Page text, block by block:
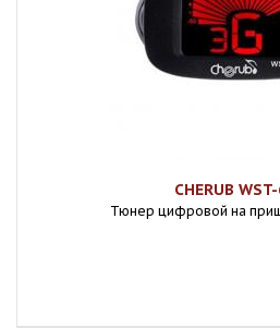
CHERUB
Тюнер цифровой на